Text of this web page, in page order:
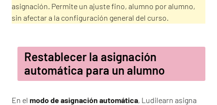
asignación. Permite un ajuste fino, alumno por alumno,
sin afectar a la configuración general del curso.
Restablecer la asignación
automática para un alumno
En el modo de asignación automática, Ludilearn asigna